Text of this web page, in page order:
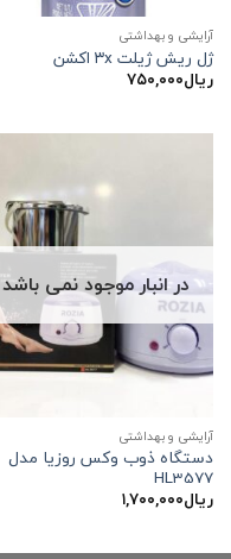
آرایشی و بهداشتی
ژل ریش ژیلت ۳x اکشن
ریال۷۵۰,۰۰۰
در انبار موجود نمی باشد
آرایشی و بهداشتی
دستگاه ذوب وکس روزیا مدل
HL3577
ریال۱,۷۰۰,۰۰۰